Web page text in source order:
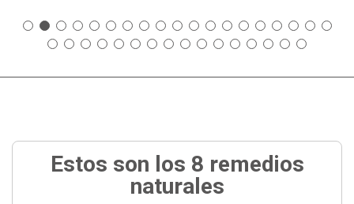
Estos son los 8 remedios
naturales